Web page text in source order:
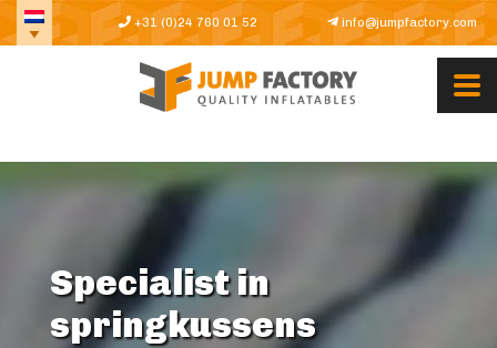
+31 (0)24 760 01 52 info@jumpfactory.com
Specialist in
springkussens